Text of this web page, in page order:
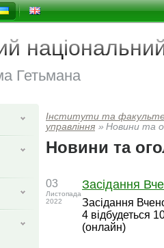
Гетьмана
Інститути та
управлiння » Новини та
Новини та
03
Листопада
2022
Засідання
Засідання
4 відбудеться
(онлайн)